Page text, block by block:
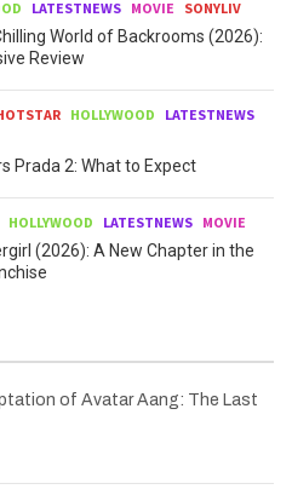
LATESTNEWS MOVIE SONYLIV
World of Backrooms (2026):
Review
HOLLYWOOD
LATESTNEWS
Prada 2: What to Expect
HOLLYWOOD LATESTNEWS MOVIE
(2026): A New Chapter in the
of Avatar Aang: The Last